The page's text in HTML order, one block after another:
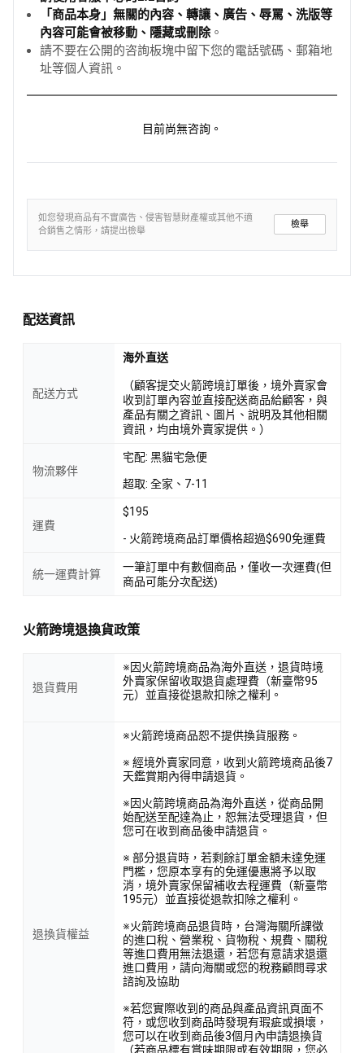
「商品本身」無關的內容、轉讓、廣告、辱罵、洗版等
內容可能會被移動、隱藏或刪除。
請不要在公開的咨詢板塊中留下您的電話號碼、郵箱地
址等個人資訊。
目前尚無咨詢。
如您發現商品有不實廣告、侵害智慧財產權或其他不適
合銷售之情形，請提出檢舉
檢舉
配送資訊
配送方式
海外直送
（顧客提交火箭跨境訂單後，境外賣家會
收到訂單內容並直接配送商品給顧客，與
產品有關之資訊、圖片、說明及其他相關
資訊，均由境外賣家提供。）
物流夥伴
宅配: 黑貓宅急便
超取: 全家、7-11
運費
$195
- 火箭跨境商品訂單價格超過$690免運費
統一運費計算
一筆訂單中有數個商品，僅收一次運費(但
商品可能分次配送)
火箭跨境退換貨政策
退貨費用
※因火箭跨境商品為海外直送，退貨時境
外賣家保留收取退貨處理費（新臺幣95
元）並直接從退款扣除之權利。
退換貨權益
※火箭跨境商品恕不提供換貨服務。
※ 經境外賣家同意，收到火箭跨境商品後7
天鑑賞期內得申請退貨。
※因火箭跨境商品為海外直送，從商品開
始配送至配達為止，恕無法受理退貨，但
您可在收到商品後申請退貨。
※ 部分退貨時，若剩餘訂單金額未達免運
門檻，您原本享有的免運優惠將予以取
消，境外賣家保留補收去程運費（新臺幣
195元）並直接從退款扣除之權利。
※火箭跨境商品退貨時，台灣海關所課徵
的進口稅、營業稅、貨物稅、規費、關稅
等進口費用無法退還，若您有意請求退還
進口費用，請向海關或您的稅務顧問尋求
諮詢及協助
※若您實際收到的商品與產品資訊頁面不
符，或您收到商品時發現有瑕疵或損壞，
您可以在收到商品後3個月內申請退換貨
（若商品標有賞味期限或有效期限，您必